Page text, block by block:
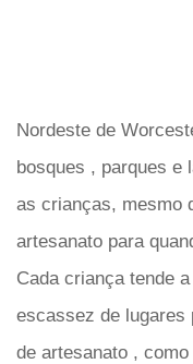
Nordeste de
bosques , parques e
as crianças, mesmo
artesanato para
Cada criança tende
escassez de lugares
de artesanato ,